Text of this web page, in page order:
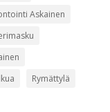
Askainen
Rymättylä